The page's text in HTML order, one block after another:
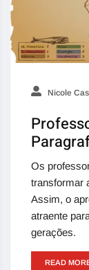
Nicole
Os
transformar
Assim, o
atraente
gerações.
READ